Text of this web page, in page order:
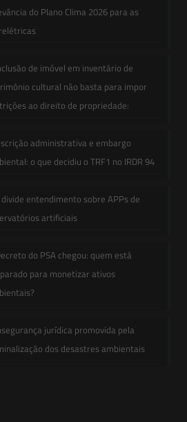
do Plano Clima 2026 para as
de imóvel em inventário de
cultural não basta para impor
ao direito de propriedade:
administrativa e embargo
o que decidiu o TRF1 no IRDR 94
divide entendimento sobre APPs de
artificiais
do PSA chegou: quem está
para monetizar ativos
jurídica promovida pela
dos desastres ambientais